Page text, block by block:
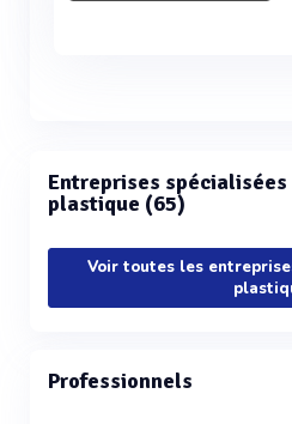
Entreprises
plastique (65)
Voir toutes les
Professionnels